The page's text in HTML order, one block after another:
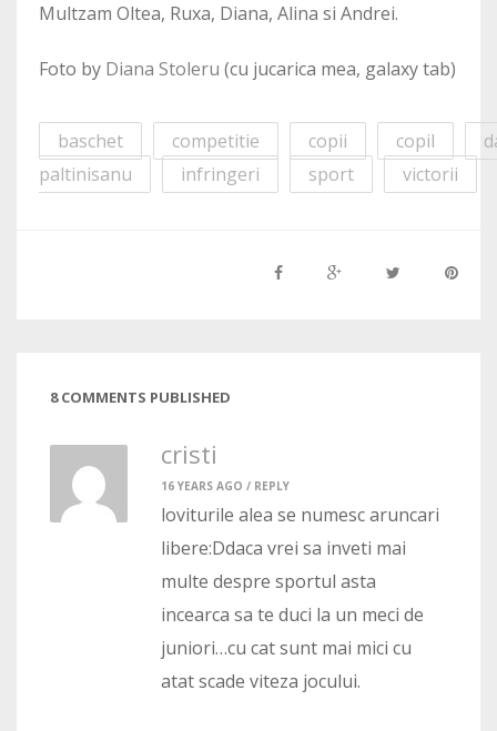
Multzam Oltea, Ruxa, Diana, Alina si Andrei.
Foto by Diana Stoleru (cu jucarica mea, galaxy tab)
baschet competitie copii copil
paltinisanu
infringeri sport victorii
8 COMMENTS PUBLISHED
cristi
16 YEARS AGO / REPLY
loviturile alea se numesc aruncari
libere:Ddaca vrei sa inveti mai
multe despre sportul asta
incearca sa te duci la un meci de
juniori…cu cat sunt mai mici cu
atat scade viteza jocului.